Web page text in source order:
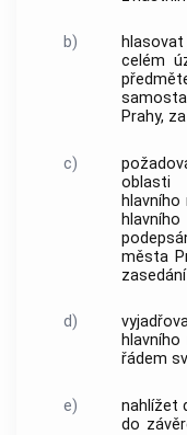
b)
celém
Prahy,
c)
oblasti
města
d)
řádem
e) nahlížet
do